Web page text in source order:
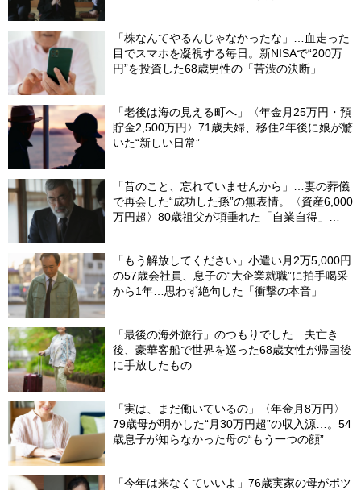
「株なんてやるんじゃなかったな」…血走った
目でスマホを凝視する毎日。新NISAで“200万
円”を投資した68歳男性の「苦渋の決断」
「老後は海の見える町へ」〈年金月25万円・預
貯金2,500万円〉71歳夫婦、移住2年後に娘が驚
いた“新しい日常”
「昔のこと、忘れていませんから」…妻の葬儀
で再会した“成功した孫”の無表情。〈資産6,000
万円超〉80歳祖父が項垂れた「自業自得」
「もう解放してください」小遣い月2万5,000円
の57歳会社員、息子の“大企業就職”に拍手喝采
から1年…思わず絶句した「衝撃の本音」
「最後の海外旅行」のつもりでした…夫亡き
後、豪華客船で世界を巡った68歳女性が帰国後
に手放したもの
「実は、まだ働いているの」〈年金月8万円〉
79歳母が明かした“月30万円超”の収入源…。54
歳息子が知らなかった母の“もう一つの顔”
「今年は来なくていいよ」76歳実家の母がポツ